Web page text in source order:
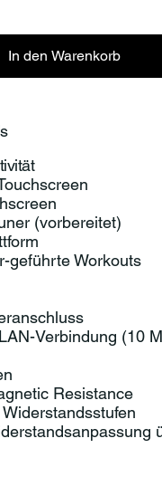
In den Warenkorb
(vorbereitet)
geführte Workouts
Verbindung (10
Resistance